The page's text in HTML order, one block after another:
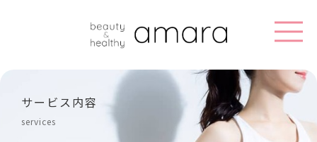
サービス内容
services